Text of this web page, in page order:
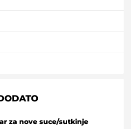
za nove suce/sutkinje